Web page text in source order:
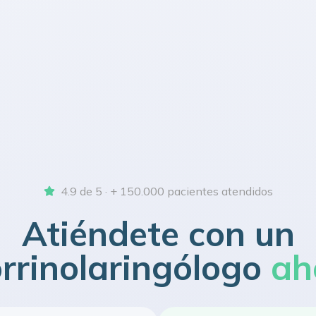
4.9 de 5 · + 150.000 pacientes atendidos
Atiéndete con un